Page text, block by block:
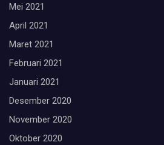
Mei 2021
April 2021
Maret 2021
Februari 2021
Januari 2021
Desember 2020
November 2020
Oktober 2020